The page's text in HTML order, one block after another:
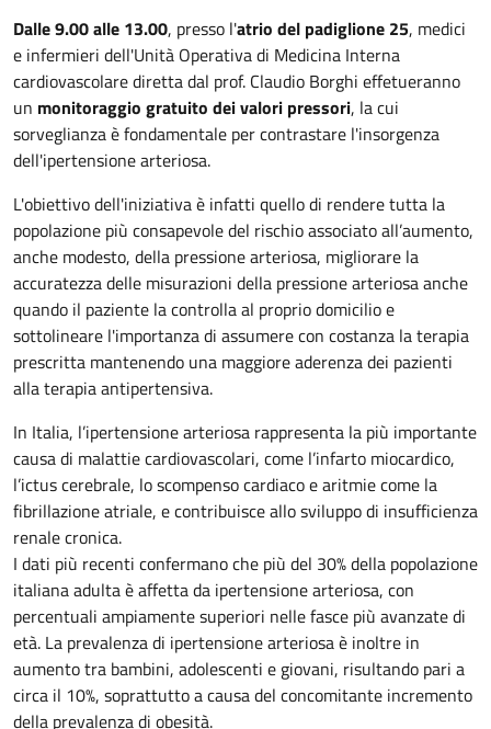
Dalle 9.00 alle 13.00, presso l'atrio del padiglione 25, medici
e infermieri dell'Unità Operativa di Medicina Interna
cardiovascolare diretta dal prof. Claudio Borghi effetueranno
un monitoraggio gratuito dei valori pressori, la cui
sorveglianza è fondamentale per contrastare l'insorgenza
dell'ipertensione arteriosa.
L'obiettivo dell'iniziativa è infatti quello di rendere tutta la
popolazione più consapevole del rischio associato all’aumento,
anche modesto, della pressione arteriosa, migliorare la
accuratezza delle misurazioni della pressione arteriosa anche
quando il paziente la controlla al proprio domicilio e
sottolineare l'importanza di assumere con costanza la terapia
prescritta mantenendo una maggiore aderenza dei pazienti
alla terapia antipertensiva.
In Italia, l’ipertensione arteriosa rappresenta la più importante
causa di malattie cardiovascolari, come l’infarto miocardico,
l’ictus cerebrale, lo scompenso cardiaco e aritmie come la
fibrillazione atriale, e contribuisce allo sviluppo di insufficienza
renale cronica.
I dati più recenti confermano che più del 30% della popolazione
italiana adulta è affetta da ipertensione arteriosa, con
percentuali ampiamente superiori nelle fasce più avanzate di
età. La prevalenza di ipertensione arteriosa è inoltre in
aumento tra bambini, adolescenti e giovani, risultando pari a
circa il 10%, soprattutto a causa del concomitante incremento
della prevalenza di obesità.